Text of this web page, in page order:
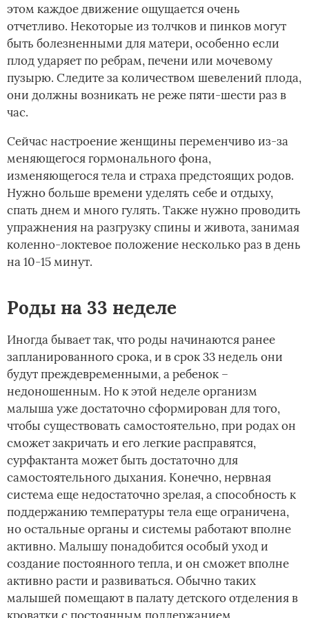
этом каждое движение ощущается очень
отчетливо. Некоторые из толчков и пинков могут
быть болезненными для матери, особенно если
плод ударяет по ребрам, печени или мочевому
пузырю. Следите за количеством шевелений плода,
они должны возникать не реже пяти-шести раз в
час.­
Сейчас настроение женщины переменчиво из-за
меняющегося гормонального фона,
изменяющегося тела и страха предстоящих родов.
Нужно больше времени уделять себе и отдыху,
спать днем и много гулять. Также нужно проводить
упражнения на разгрузку спины и живота, занимая
коленно-локтевое положение несколько раз в день
на 10-15 минут.
Роды на 33 неделе
Иногда бывает так, что роды начинаются ранее
запланированного срока, и в срок 33 недель они
будут преждевременными, а ребенок –
недоношенным. Но к этой неделе организм
малыша уже достаточно сформирован для того,
чтобы существовать самостоятельно, при родах он
сможет закричать и его легкие расправятся,
сурфактанта может быть достаточно для
самостоятельного дыхания. Конечно, нервная
система еще недостаточно зрелая, а способность к
поддержанию температуры тела еще ограничена,
но остальные органы и системы работают вполне
активно. Малышу понадобится особый уход и
создание постоянного тепла, и он сможет вполне
активно расти и развиваться.­ Обычно таких
малышей помещают в палату детского отделения в
кроватки с постоянным поддержанием